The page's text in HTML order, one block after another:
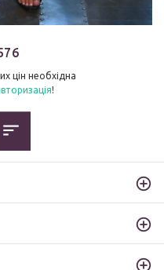
цін необхідна
!